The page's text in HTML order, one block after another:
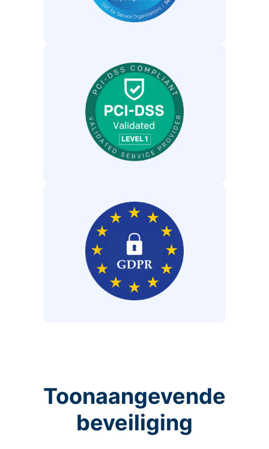
Toonaangevende
beveiliging